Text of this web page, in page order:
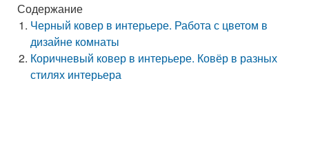
Содержание
Черный ковер в интерьере. Работа с цветом в
дизайне комнаты
Коричневый ковер в интерьере. Ковёр в разных
стилях интерьера